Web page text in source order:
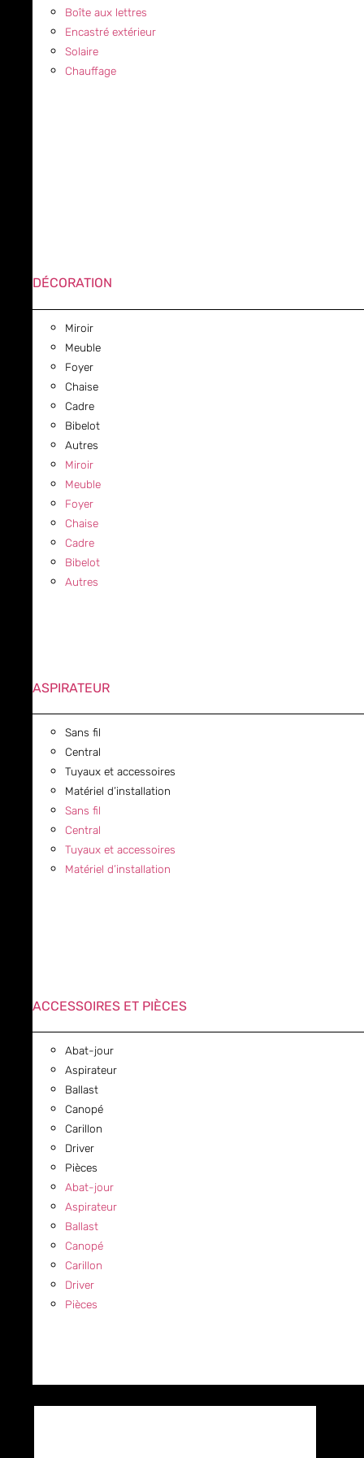
Boîte aux lettres
Encastré extérieur
Solaire
Chauffage
DÉCORATION
Miroir
Meuble
Foyer
Chaise
Cadre
Bibelot
Autres
Miroir
Meuble
Foyer
Chaise
Cadre
Bibelot
Autres
ASPIRATEUR
Sans fil
Central
Tuyaux et accessoires
Matériel d’installation
Sans fil
Central
Tuyaux et accessoires
Matériel d’installation
ACCESSOIRES ET PIÈCES
Abat-jour
Aspirateur
Ballast
Canopé
Carillon
Driver
Pièces
Abat-jour
Aspirateur
Ballast
Canopé
Carillon
Driver
Pièces